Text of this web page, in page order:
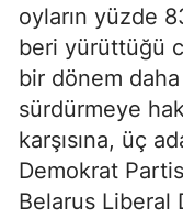
oyların yüzde
beri yürüttüğü
bir dönem
sürdürmeye
karşısına, üç
Demokrat
Belarus Liberal